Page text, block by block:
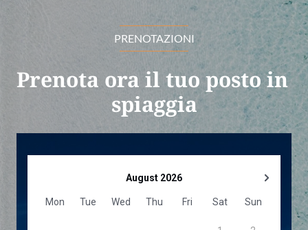
PRENOTAZIONI
Prenota ora il tuo posto in
spiaggia